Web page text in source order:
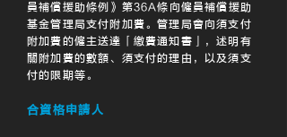
員補償援助條例》第36A條向僱員補償援助
基金管理局支付附加費。管理局會向須支付
附加費的僱主送達「繳費通知書」，述明有
關附加費的數額、須支付的理由，以及須支
付的限期等。
合資格申請人